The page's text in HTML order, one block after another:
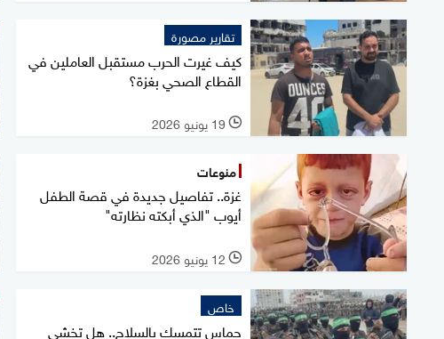
تقارير مصورة
كيف غيرت الحرب مستقبل العاملين في
القطاع الصحي بغزة؟
l 19 يونيو 2026
منوعات
غزة.. تفاصيل جديدة في قصة الطفل
أيوب "الذي أبكته نظارته"
l 12 يونيو 2026
خاص
حماس تتمسك بالسلاح.. هل تخشى